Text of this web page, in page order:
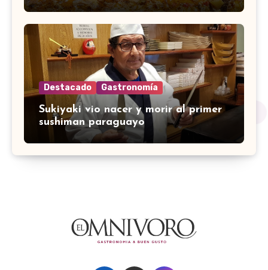
Destacado Gastronomía
Sukiyaki vio nacer y morir al primer
sushiman paraguayo